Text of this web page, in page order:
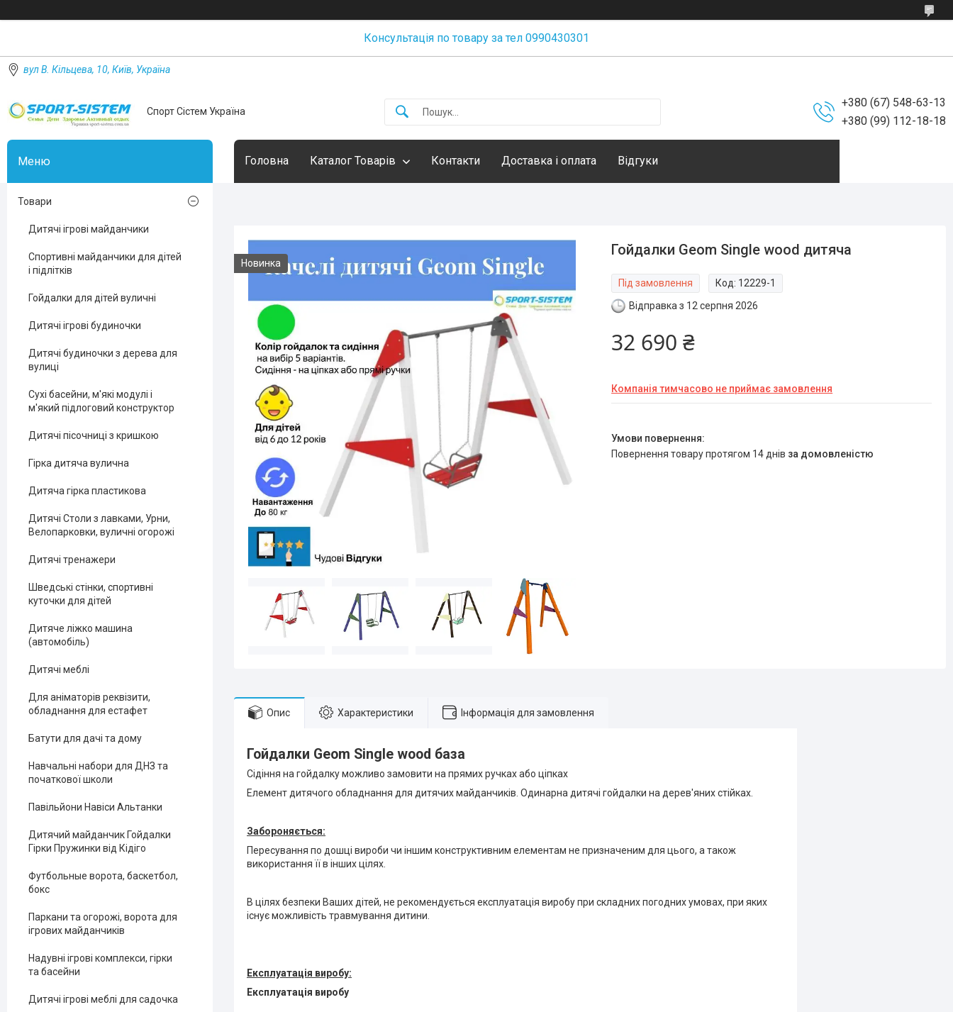
Консультація по товару за тел 0990430301
вул В. Кільцева, 10, Київ, Україна
Спорт Сістем Україна
+380 (67) 548-63-13
+380 (99) 112-18-18
Головна Каталог Товарів Контакти Доставка і оплата Відгуки
Новинка
Гойдалки Geom Single wood дитяча
Під замовлення Код: 12229-1
Відправка з 12 серпня 2026
32 690 ₴
Компанія тимчасово не приймає замовлення
повернення товару протягом 14 днів за домовленістю
Опис Характеристики Інформація для замовлення
Гойдалки Geom Single wood база
Сідіння на гойдалку можливо замовити на прямих ручках або ціпках
Елемент дитячого обладнання для дитячих майданчиків. Одинарна дитячі гойдалки на дерев'яних стійках.
Забороняється:
Пересування по дошці вироби чи іншим конструктивним елементам не призначеним для цього, а також
використання її в інших цілях.
В цілях безпеки Ваших дітей, не рекомендується експлуатація виробу при складних погодних умовах, при яких
існує можливість травмування дитини.
Експлуатація виробу:
Експлуатація виробу
Товари
Дитячі ігрові майданчики
Спортивні майданчики для дітей
і підлітків
Гойдалки для дітей вуличні
Дитячі ігрові будиночки
Дитячі будиночки з дерева для
вулиці
Сухі басейни, м'які модулі і
м'який підлоговий конструктор
Дитячі пісочниці з кришкою
Гірка дитяча вулична
Дитяча гірка пластикова
Дитячі Столи з лавками, Урни,
Велопарковки, вуличні огорожі
Дитячі тренажери
Шведські стінки, спортивні
куточки для дітей
Дитяче ліжко машина
(автомобіль)
Дитячі меблі
Для аніматорів реквізити,
обладнання для естафет
Батути для дачі та дому
Навчальні набори для ДНЗ та
початкової школи
Павільйони Навіси Альтанки
Дитячий майданчик Гойдалки
Гірки Пружинки від Кідіго
Футбольные ворота, баскетбол,
бокс
Паркани та огорожі, ворота для
ігрових майданчиків
Надувні ігрові комплекси, гірки
та басейни
Дитячі ігрові меблі для садочка